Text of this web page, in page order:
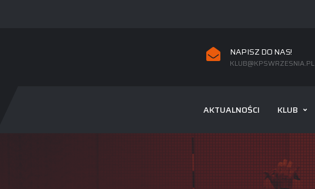
NAPISZ DO NAS!
KLUB@KPSWRZESNIA.PL
AKTUALNOŚCI KLUB